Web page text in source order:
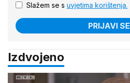
Slažem se s uvjetima korištenja.
PRIJAVI SE
Izdvojeno